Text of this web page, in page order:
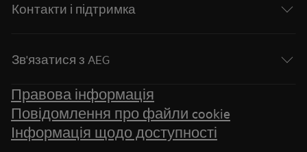
Контакти і підтримка
Зв'язатися з AEG
Правова інформація
Повідомлення про файли cookie
Інформація щодо доступності